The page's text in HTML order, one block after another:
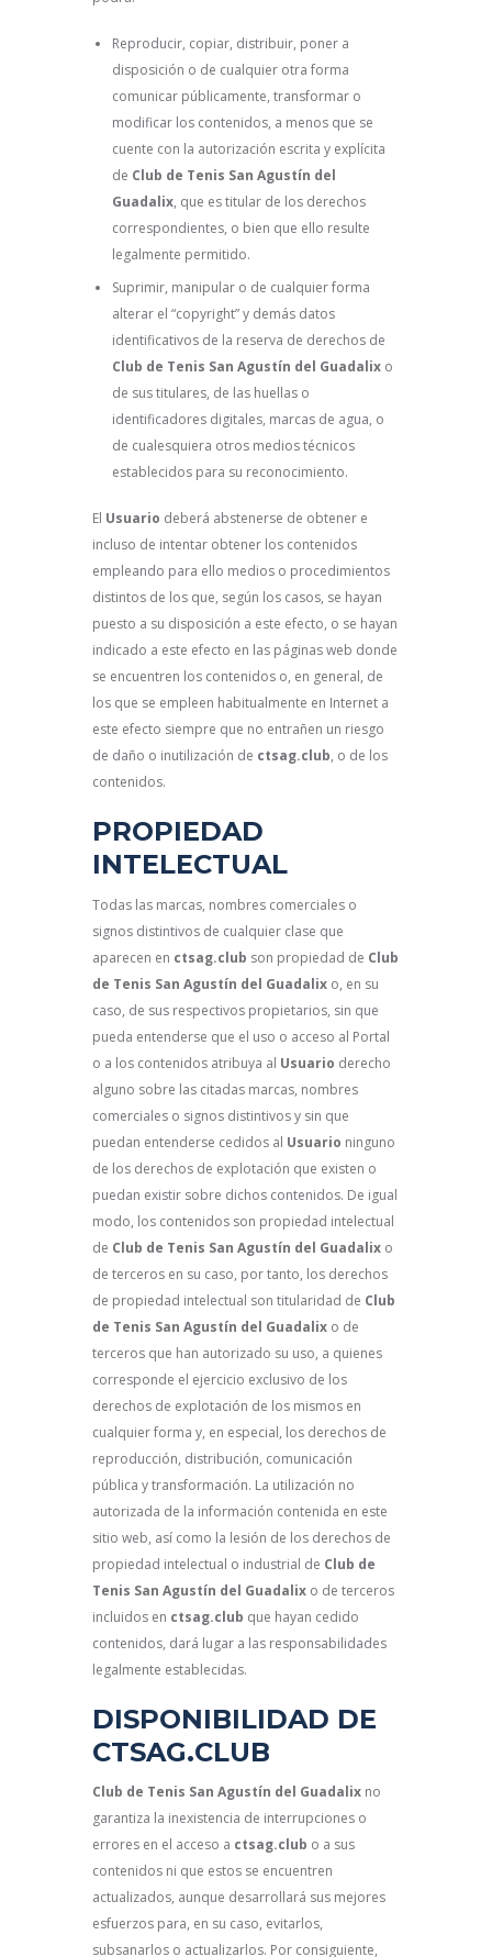
Reproducir, copiar, distribuir, poner a
disposición o de cualquier otra forma
comunicar públicamente, transformar o
modificar los contenidos, a menos que se
cuente con la autorización escrita y explícita
de Club de Tenis San Agustín del
Guadalix, que es titular de los derechos
correspondientes, o bien que ello resulte
legalmente permitido.
Suprimir, manipular o de cualquier forma
alterar el “copyright” y demás datos
identificativos de la reserva de derechos de
Club de Tenis San Agustín del Guadalix o
de sus titulares, de las huellas o
identificadores digitales, marcas de agua, o
de cualesquiera otros medios técnicos
establecidos para su reconocimiento.
El Usuario deberá abstenerse de obtener e
incluso de intentar obtener los contenidos
empleando para ello medios o procedimientos
distintos de los que, según los casos, se hayan
puesto a su disposición a este efecto, o se hayan
indicado a este efecto en las páginas web donde
se encuentren los contenidos o, en general, de
los que se empleen habitualmente en Internet a
este efecto siempre que no entrañen un riesgo
de daño o inutilización de ctsag.club, o de los
contenidos.
PROPIEDAD
INTELECTUAL
Todas las marcas, nombres comerciales o
signos distintivos de cualquier clase que
aparecen en ctsag.club son propiedad de Club
de Tenis San Agustín del Guadalix o, en su
caso, de sus respectivos propietarios, sin que
pueda entenderse que el uso o acceso al Portal
o a los contenidos atribuya al Usuario derecho
alguno sobre las citadas marcas, nombres
comerciales o signos distintivos y sin que
puedan entenderse cedidos al Usuario ninguno
de los derechos de explotación que existen o
puedan existir sobre dichos contenidos. De igual
modo, los contenidos son propiedad intelectual
de Club de Tenis San Agustín del Guadalix o
de terceros en su caso, por tanto, los derechos
de propiedad intelectual son titularidad de Club
de Tenis San Agustín del Guadalix o de
terceros que han autorizado su uso, a quienes
corresponde el ejercicio exclusivo de los
derechos de explotación de los mismos en
cualquier forma y, en especial, los derechos de
reproducción, distribución, comunicación
pública y transformación. La utilización no
autorizada de la información contenida en este
sitio web, así como la lesión de los derechos de
propiedad intelectual o industrial de Club de
Tenis San Agustín del Guadalix o de terceros
incluidos en ctsag.club que hayan cedido
contenidos, dará lugar a las responsabilidades
legalmente establecidas.
DISPONIBILIDAD DE
CTSAG.CLUB
Club de Tenis San Agustín del Guadalix no
garantiza la inexistencia de interrupciones o
errores en el acceso a ctsag.club o a sus
contenidos ni que estos se encuentren
actualizados, aunque desarrollará sus mejores
esfuerzos para, en su caso, evitarlos,
subsanarlos o actualizarlos. Por consiguiente,